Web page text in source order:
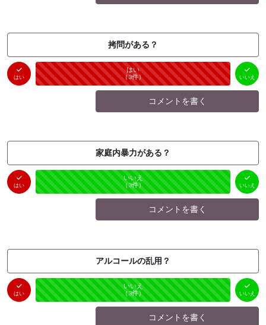
拷問がある？
はい
はい
（3件） 未投票
いいえ
（ 0件）
いいえ
コメントを書く
家庭内暴力がある？
はい
はい
（0件）
未投票
いいえ
（3件） いいえ
コメントを書く
アルコールの乱用？
はい
はい
（0件）
未投票
いいえ
（3件） いいえ
コメントを書く